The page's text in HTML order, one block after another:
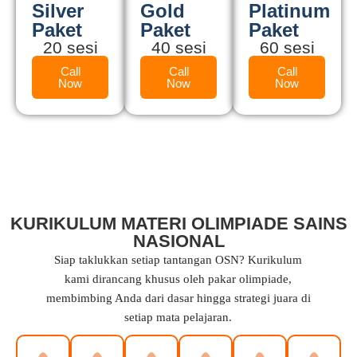
Silver
Paket
20 sesi
Call
Now
Gold
Paket
40 sesi
Call
Now
Platinum
Paket
60 sesi
Call
Now
KURIKULUM MATERI OLIMPIADE SAINS
NASIONAL
Siap taklukkan setiap tantangan OSN? Kurikulum
kami dirancang khusus oleh pakar olimpiade,
membimbing Anda dari dasar hingga strategi juara di
setiap mata pelajaran.